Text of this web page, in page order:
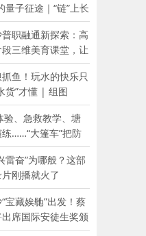
量子征途｜“链”上长
”够硬核
职融通新探索：高
三维美育课堂，让
美而生
鱼！玩水的快乐只
货”才懂 | 组图
验、急救教学、塘
……“大篷车”把防
堂搬到乡村青少年
雷奋”为哪般？这部
刚播就火了
宝藏娭毑”出发！蔡
席国际安徒生奖颁
并领奖